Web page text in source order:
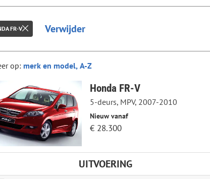
FR-V Verwijder
op:
Honda FR-V
5-deurs, MPV, 2007-2010
Nieuw vanaf
€ 28.300
UITVOERING